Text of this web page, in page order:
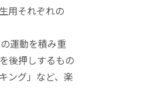
用それぞれの
運動を積み重
後押しするもの
ング」など、楽